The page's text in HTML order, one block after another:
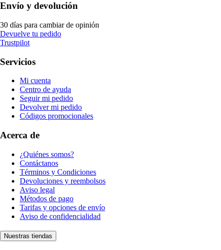
Envío y devolución
30 días para cambiar de opinión
Devuelve tu pedido
Trustpilot
Servicios
Mi cuenta
Centro de ayuda
Seguir mi pedido
Devolver mi pedido
Códigos promocionales
Acerca de
¿Quiénes somos?
Contáctanos
Términos y Condiciones
Devoluciones y reembolsos
Aviso legal
Métodos de pago
Tarifas y opciones de envío
Aviso de confidencialidad
Nuestras tiendas